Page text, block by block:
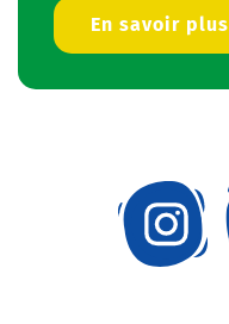
En savoir plus